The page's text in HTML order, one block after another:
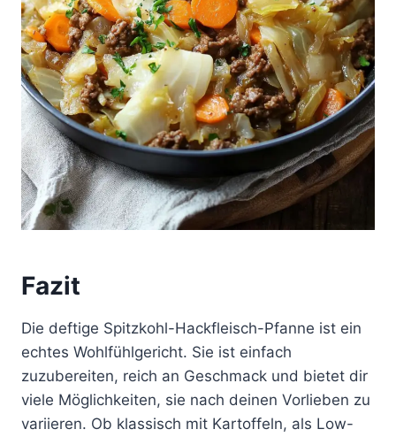
Fazit
Die deftige Spitzkohl-Hackfleisch-Pfanne ist ein
echtes Wohlfühlgericht. Sie ist einfach
zuzubereiten, reich an Geschmack und bietet dir
viele Möglichkeiten, sie nach deinen Vorlieben zu
variieren. Ob klassisch mit Kartoffeln, als Low-